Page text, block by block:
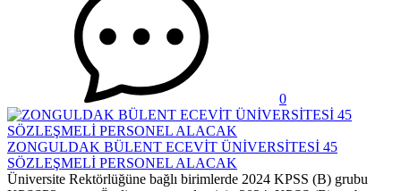
0
ZONGULDAK BÜLENT ECEVİT ÜNİVERSİTESİ 45
SÖZLEŞMELİ PERSONEL ALACAK
Üniversite Rektörlüğüne bağlı birimlerde 2024 KPSS (B) grubu